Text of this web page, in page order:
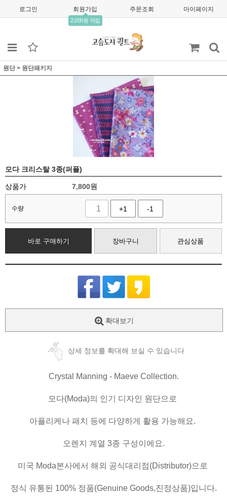
로그인 회원가입
2,000원 적립
주문조회 마이페이지
원단 > 원단패키지
모다 크리스탈 3종(퍼플)
상품가 7,800원
수량 +1 -1
바로 구매하기 장바구니 관심상품
확대보기
상세 정보를 확대해 보실 수 있습니다
Crystal Manning - Maeve Collection.
모다(Moda)의 인기 디자인 원단으로
아플리케나 패치 등에 다양하게 활용 가능해요.
오렌지 계열 3종 구성이에요.
미국 Moda본사에서 해외 공식대리점(Distributor)으로
정식 유통된 100% 정품(Genuine Goods,진정상품)입니다.